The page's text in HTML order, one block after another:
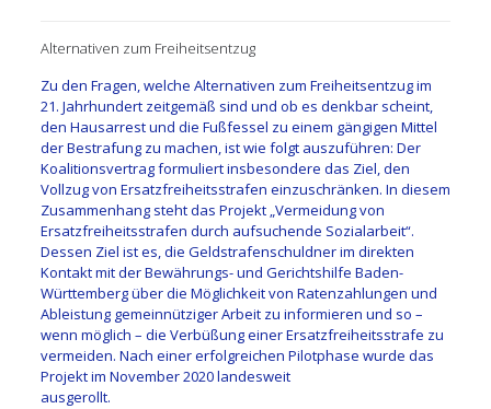
Alternativen zum Freiheitsentzug
Zu den Fragen, welche Alternativen zum Freiheitsentzug im
21. Jahrhundert zeitgemäß sind und ob es denkbar scheint,
den Hausarrest und die Fußfessel zu einem gängigen Mittel
der Bestrafung zu machen, ist wie folgt auszuführen: Der
Koalitionsvertrag formuliert insbesondere das Ziel, den
Vollzug von Ersatzfreiheitsstrafen einzuschränken. In diesem
Zusammenhang steht das Projekt „Vermeidung von
Ersatzfreiheitsstrafen durch aufsuchende Sozialarbeit“.
Dessen Ziel ist es, die Geldstrafenschuldner im direkten
Kontakt mit der Bewährungs- und Gerichtshilfe Baden-
Württemberg über die Möglichkeit von Ratenzahlungen und
Ableistung gemeinnütziger Arbeit zu informieren und so –
wenn möglich – die Verbüßung einer Ersatzfreiheitsstrafe zu
vermeiden. Nach einer erfolgreichen Pilotphase wurde das
Projekt im November 2020 landesweit
ausgerollt.